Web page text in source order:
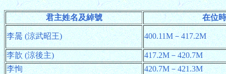
君主姓名及綽號 在位
李暠 (涼武昭王) 400.11M－417.2M
李歆 (涼後主)
417.2M－420.7M
李恂
420.7M－421.3M